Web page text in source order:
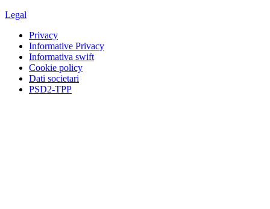
Legal
Privacy
Informative Privacy
Informativa swift
Cookie policy
Dati societari
PSD2-TPP